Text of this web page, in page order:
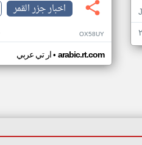
اخبار جزر القمر
OX58UY
ار تي عربي• arabic.rt.com